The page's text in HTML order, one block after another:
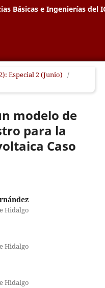
Básicas e Ingenierías del
Especial 2 (Junio) /
modelo de
para la
Caso
Hidalgo
Hidalgo
Hidalgo